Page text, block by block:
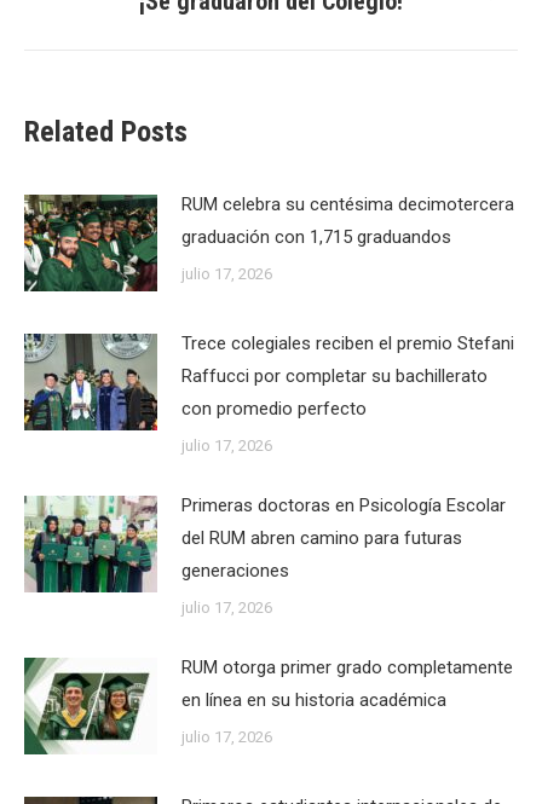
Related Posts
RUM celebra su centésima decimotercera
graduación con 1,715 graduandos
julio 17, 2026
Trece colegiales reciben el premio Stefani
Raffucci por completar su bachillerato
con promedio perfecto
julio 17, 2026
Primeras doctoras en Psicología Escolar
del RUM abren camino para futuras
generaciones
julio 17, 2026
RUM otorga primer grado completamente
en línea en su historia académica
julio 17, 2026